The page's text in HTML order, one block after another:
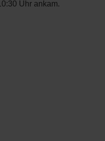
Uhr ankam.